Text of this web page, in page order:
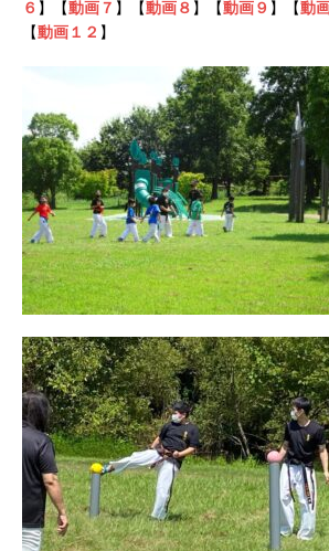
６ 】【動画７ 】【動画８ 】【動画９ 】【動
【動画１２ 】